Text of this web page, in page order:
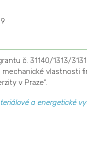
č. 31140/1313/
vlastnosti
v Praze".
a energetické